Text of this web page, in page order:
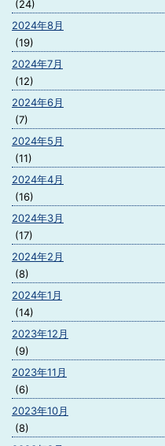
(24)
2024年8月
(19)
2024年7月
(12)
2024年6月
(7)
2024年5月
(11)
2024年4月
(16)
2024年3月
(17)
2024年2月
(8)
2024年1月
(14)
2023年12月
(9)
2023年11月
(6)
2023年10月
(8)